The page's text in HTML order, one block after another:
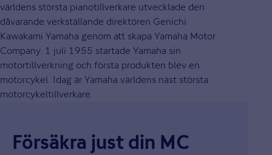
världens största pianotillverkare utvecklade den
dåvarande verkställande direktören Genichi
Kawakami Yamaha genom att skapa Yamaha Motor
Company. 1 juli 1955 startade Yamaha sin
motortillverkning och första produkten blev en
motorcykel. Idag är Yamaha världens näst största
motorcykeltillverkare.
Försäkra just din MC